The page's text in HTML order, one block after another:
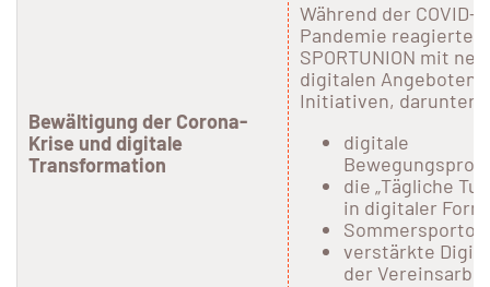
Bewältigung der Corona-
Krise und digitale
Transformation
Während der COVID-
Pandemie reagierte
SPORTUNION mit
digitalen Angeboten
Initiativen, darunter:
digitale
die „Tägliche
in digitaler
verstärkte
der